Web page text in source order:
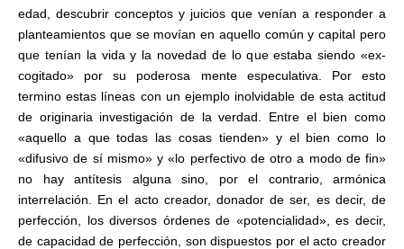
edad, descubrir conceptos y juicios que venían a responder a
planteamientos que se movían en aquello común y capital pero
que tenían la vida y la novedad de lo que estaba siendo «ex-
cogitado» por su poderosa mente especulativa. Por esto
termino estas líneas con un ejemplo inolvidable de esta actitud
de originaria investigación de la verdad. Entre el bien como
«aquello a que todas las cosas tienden» y el bien como lo
«difusivo de sí mismo» y «lo perfectivo de otro a modo de fin»
no hay antítesis alguna sino, por el contrario, armónica
interrelación. En el acto creador, donador de ser, es decir, de
perfección, los diversos órdenes de «potencialidad», es decir,
de capacidad de perfección, son dispuestos por el acto creador